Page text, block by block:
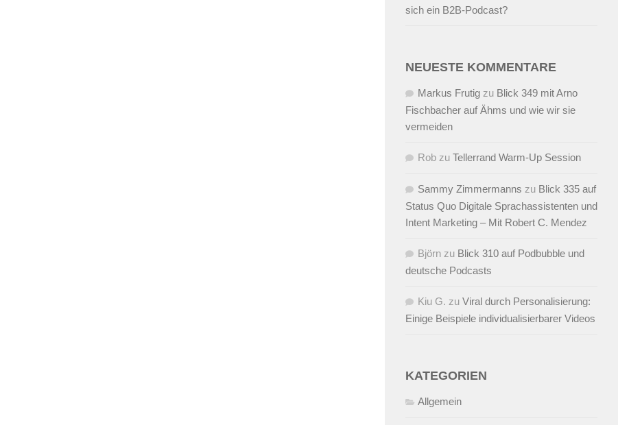
sich ein B2B-Podcast?
NEUESTE KOMMENTARE
Markus Frutig zu Blick 349 mit Arno
Fischbacher auf Ähms und wie wir sie
vermeiden
Rob zu Tellerrand Warm-Up Session
Sammy Zimmermanns zu Blick 335 auf
Status Quo Digitale Sprachassistenten und
Intent Marketing – Mit Robert C. Mendez
Björn zu Blick 310 auf Podbubble und
deutsche Podcasts
Kiu G. zu Viral durch Personalisierung:
Einige Beispiele individualisierbarer Videos
KATEGORIEN
Allgemein